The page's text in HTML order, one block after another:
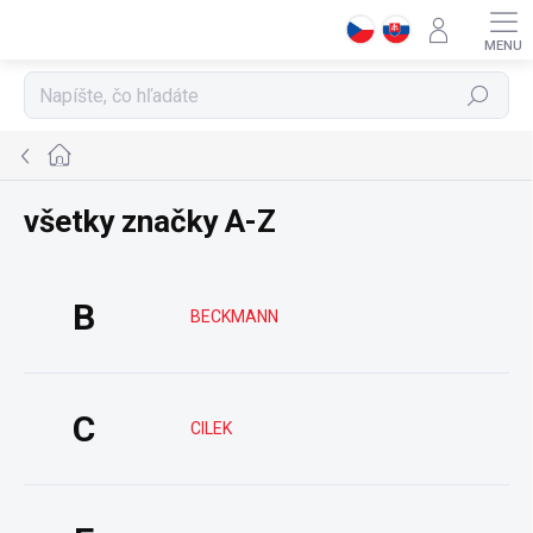
Hľadať
Domov
všetky značky A-Z
B BECKMANN
C CILEK